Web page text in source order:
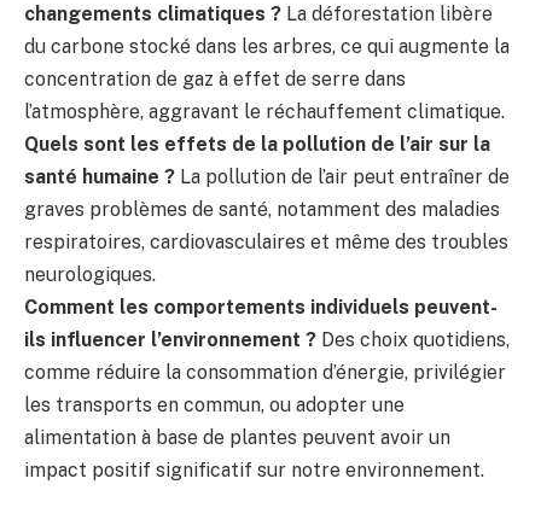
changements climatiques ? La déforestation libère
du carbone stocké dans les arbres, ce qui augmente la
concentration de gaz à effet de serre dans
l’atmosphère, aggravant le réchauffement climatique.
Quels sont les effets de la pollution de l’air sur la
santé humaine ? La pollution de l’air peut entraîner de
graves problèmes de santé, notamment des maladies
respiratoires, cardiovasculaires et même des troubles
neurologiques.
Comment les comportements individuels peuvent-
ils influencer l’environnement ? Des choix quotidiens,
comme réduire la consommation d’énergie, privilégier
les transports en commun, ou adopter une
alimentation à base de plantes peuvent avoir un
impact positif significatif sur notre environnement.